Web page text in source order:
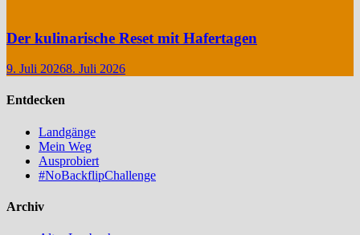
Der kulinarische Reset mit Hafertagen
9. Juli 20268. Juli 2026
Entdecken
Landgänge
Mein Weg
Ausprobiert
#NoBackflipChallenge
Archiv